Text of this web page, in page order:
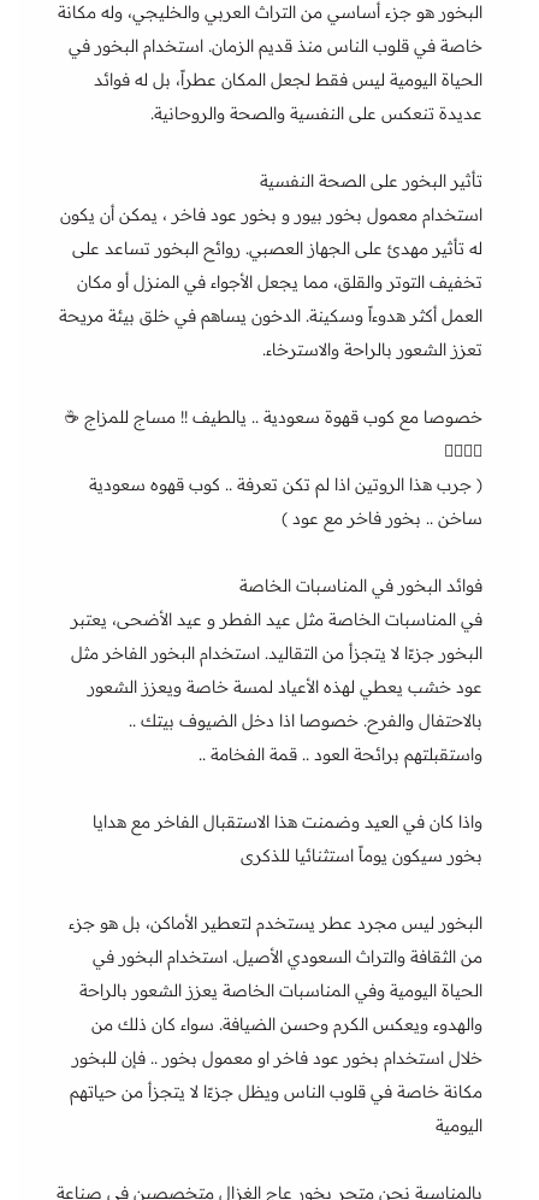
البخور هو جزء أساسي من التراث العربي والخليجي، وله مكانة
خاصة في قلوب الناس منذ قديم الزمان. استخدام البخور في
الحياة اليومية ليس فقط لجعل المكان عطراً، بل له فوائد
عديدة تنعكس على النفسية والصحة والروحانية.
تأثير البخور على الصحة النفسية
استخدام معمول بخور بيور و بخور عود فاخر ، يمكن أن يكون
له تأثير مهدئ على الجهاز العصبي. روائح البخور تساعد على
تخفيف التوتر والقلق، مما يجعل الأجواء في المنزل أو مكان
العمل أكثر هدوءاً وسكينة. الدخون يساهم في خلق بيئة مريحة
تعزز الشعور بالراحة والاسترخاء.
خصوصا مع كوب قهوة سعودية .. يالطيف !! مساج للمزاج ☕️
💆‍♀️💆‍♂️
( جرب هذا الروتين اذا لم تكن تعرفة .. كوب قهوه سعودية
ساخن .. بخور فاخر مع عود )
فوائد البخور في المناسبات الخاصة
في المناسبات الخاصة مثل عيد الفطر و عيد الأضحى، يعتبر
البخور جزءًا لا يتجزأ من التقاليد. استخدام البخور الفاخر مثل
عود خشب يعطي لهذه الأعياد لمسة خاصة ويعزز الشعور
بالاحتفال والفرح. خصوصا اذا دخل الضيوف بيتك ..
واستقبلتهم برائحة العود .. قمة الفخامة ..
واذا كان في العيد وضمنت هذا الاستقبال الفاخر مع هدايا
بخور سيكون يوماً استثنائيا للذكرى
البخور ليس مجرد عطر يستخدم لتعطير الأماكن، بل هو جزء
من الثقافة والتراث السعودي الأصيل. استخدام البخور في
الحياة اليومية وفي المناسبات الخاصة يعزز الشعور بالراحة
والهدوء ويعكس الكرم وحسن الضيافة. سواء كان ذلك من
خلال استخدام بخور عود فاخر او معمول بخور .. فإن للبخور
مكانة خاصة في قلوب الناس ويظل جزءًا لا يتجزأ من حياتهم
اليومية
بالمناسبة نحن متجر بخور عاج الغزال متخصصين في صناعة